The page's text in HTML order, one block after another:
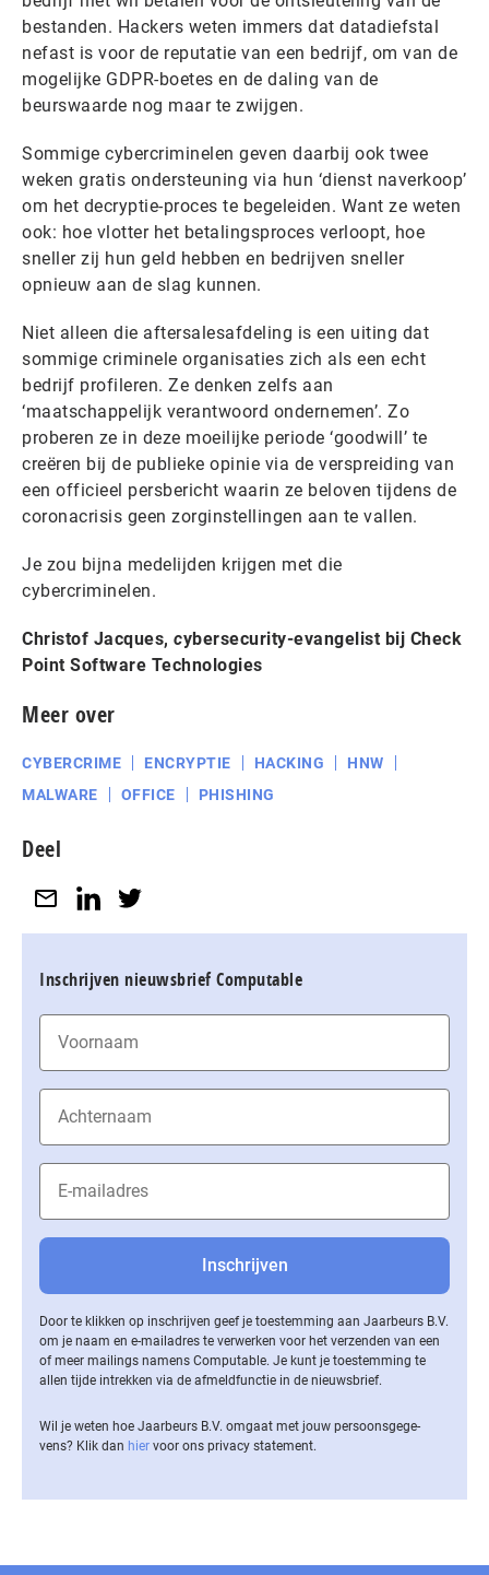
bestanden. Hackers weten immers dat datadiefstal
nefast is voor de reputatie van een bedrijf, om van de
mogelijke GDPR-boetes en de daling van de
beurswaarde nog maar te zwijgen.
Sommige cybercriminelen geven daarbij ook twee
weken gratis ondersteuning via hun ‘dienst naverkoop’
om het decryptie-proces te begeleiden. Want ze weten
ook: hoe vlotter het betalingsproces verloopt, hoe
sneller zij hun geld hebben en bedrijven sneller
opnieuw aan de slag kunnen.
Niet alleen die aftersalesafdeling is een uiting dat
sommige criminele organisaties zich als een echt
bedrijf profileren. Ze denken zelfs aan
‘maatschappelijk verantwoord ondernemen’. Zo
proberen ze in deze moeilijke periode ‘goodwill’ te
creëren bij de publieke opinie via de verspreiding van
een officieel persbericht waarin ze beloven tijdens de
coronacrisis geen zorginstellingen aan te vallen.
Je zou bijna medelijden krijgen met die
cybercriminelen.
Christof Jacques, cybersecurity-evangelist bij Check
Point Software Technologies
Meer over
CYBERCRIME ENCRYPTIE HACKING
HNW
MALWARE
OFFICE PHISHING
Deel
Inschrijven nieuwsbrief Computable
Door te klikken op inschrijven geef je toestemming aan Jaarbeurs B.V.
om je naam en e-mailadres te verwerken voor het verzenden van een
of meer mailings namens Computable. Je kunt je toestemming te
allen tijde intrekken via de af­meld­func­tie in de nieuwsbrief.
Wil je weten hoe Jaarbeurs B.V. omgaat met jouw per­soons­ge­ge­
vens? Klik dan hier voor ons privacy statement.